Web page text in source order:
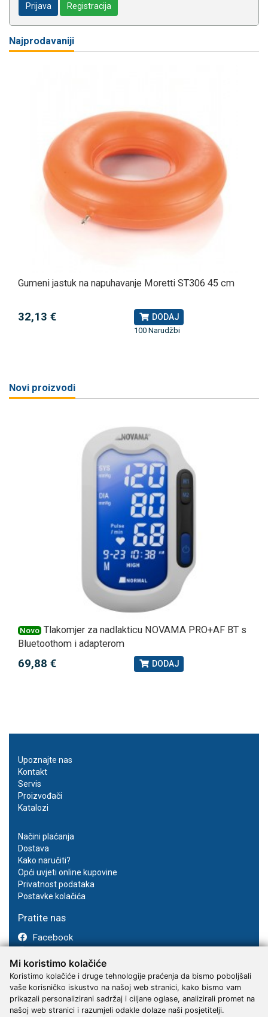
Mi koristimo kolačiće
Koristimo kolačiće i druge tehnologije praćenja da bismo poboljšali
vaše korisničko iskustvo na našoj web stranici, kako bismo vam
prikazali personalizirani sadržaj i ciljane oglase, analizirali promet na
našoj web stranici i razumjeli odakle dolaze naši posjetitelji.
Prijava Registracija
Najprodavaniji
Gumeni jastuk na napuhavanje Moretti ST306 45 cm
32,13 € DODAJ
100 Narudžbi
Novi proizvodi
Novo Tlakomjer za nadlakticu NOVAMA PRO+AF BT s
Bluetoothom i adapterom
69,88 € DODAJ
Upoznajte nas
Kontakt
Servis
Proizvođači
Katalozi
Načini plaćanja
Dostava
Kako naručiti?
Opći uvjeti online kupovine
Privatnost podataka
Postavke kolačića
Pratite nas
Facebook
Youtube